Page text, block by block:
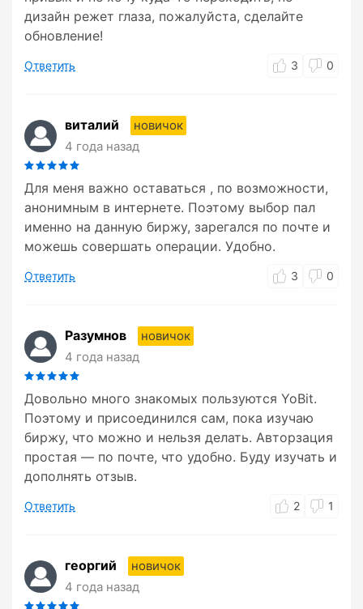
дизайн режет глаза, пожалуйста, сделайте
обновление!
Ответить 3 0
виталий
новичок
4 года назад
Для меня важно оставаться , по возможности,
анонимным в интернете. Поэтому выбор пал
именно на данную биржу, зарегался по почте и
можешь совершать операции. Удобно.
Ответить 3 0
Разумнов
новичок
4 года назад
Довольно много знакомых пользуются YoBit.
Поэтому и присоединился сам, пока изучаю
биржу, что можно и нельзя делать. Авторзация
простая — по почте, что удобно. Буду изучать и
дополнять отзыв.
Ответить 2 1
георгий
новичок
4 года назад